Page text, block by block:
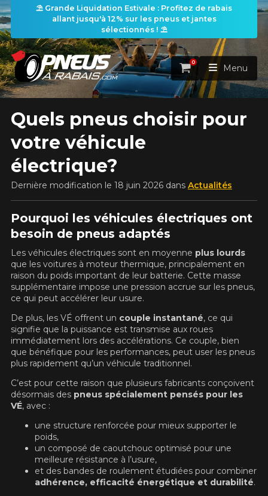
⛱️ Grande Liquidation Estivale : Profitez de rabais
allant jusqu'à 12% sur les pneus et jantes
sélectionnés ! ⛱️
ACCUEIL
PNEUS
RECHERCHE DE PNEUS VOIR TOUT
Par dimensions Par véhicule
Ajouter une dimension différente pour l'arrière
SaisonPneus d'été/4 saisons
Pneus d'hiver
LANCER LA RECHERCHE
PNEUS EN VEDETTE
DEFENDER 2
À partir de
FIREHAWK
À partir de 145,
EXTREME​
SCORPION AS
RECHERCHE DE ROUES VOIR TOUT
Par véhicule Par dimensions
Recherche par véhicule
ANNÉE MARQUE
LANCER LA RECHERCHE
ROUES PAR MARQUE
RECHERCHE D'ENSEMBLES
PNEUS & JANTES
Recherche par véhicule
ANNÉE
MODÈLE OPTION
SaisonPneus d'été/4 saisons
POURQUOI ACHETER UN ENSEMBLE?
ASSEMBLAGE GRATUIT
Les pneus seront montés et balancés
PROMOTIONS
REMISES POSTALES VOIR TOUT
revenir plus tard.
PNEUS ET ROUES EN SOLDE
BLOGUE
INFORMATIONS
BLOGUE VOIR TOUT
Firestone Firehawk Indy 500 V2 : le pneu sport
d'été qui a tout pour plaire
Lire la suite
pour tous vos besoins
Lire la suite
OUTILS
CONTACT
English
Suivre ma commande
Panier
0
Menu
Quels pneus choisir pour
votre véhicule
électrique?
Dernière modification le 18 juin 2026 dans Actualités
Pourquoi les véhicules électriques ont
besoin de pneus adaptés
Les véhicules électriques sont en moyenne plus lourds
que les voitures à moteur thermique, principalement en
raison du poids important de leur batterie. Cette masse
supplémentaire impose une pression accrue sur les pneus,
ce qui peut accélérer leur usure.
De plus, les VÉ offrent un couple instantané, ce qui
signifie que la puissance est transmise aux roues
immédiatement lors des accélérations. Ce couple, bien
que bénéfique pour les performances, peut user les pneus
plus rapidement qu’un véhicule traditionnel.
C’est pour cette raison que plusieurs fabricants conçoivent
désormais des pneus spécialement pensés pour les
VÉ, avec :
une structure renforcée pour mieux supporter le
poids,
un composé de caoutchouc optimisé pour une
meilleure résistance à l’usure,
et des bandes de roulement étudiées pour combiner
adhérence, efficacité énergétique et durabilité.